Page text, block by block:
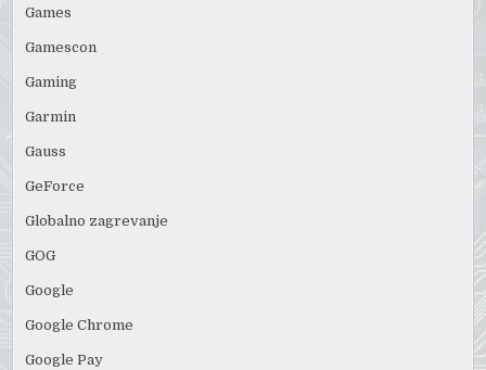
Games
Gamescon
Gaming
Garmin
Gauss
GeForce
Globalno zagrevanje
GOG
Google
Google Chrome
Google Pay